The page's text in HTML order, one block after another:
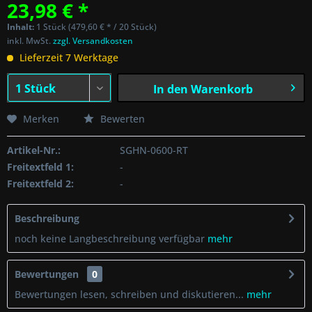
23,98 € *
Inhalt: 1 Stück (479,60 € * / 20 Stück)
inkl. MwSt.zzgl. Versandkosten
Lieferzeit 7 Werktage
In den Warenkorb
Merken Bewerten
Artikel-Nr.:
SGHN-0600-RT
Freitextfeld 1:
-
Freitextfeld 2:
-
Beschreibung
noch keine Langbeschreibung verfügbar mehr
Bewertungen
0
Bewertungen lesen, schreiben und diskutieren... mehr